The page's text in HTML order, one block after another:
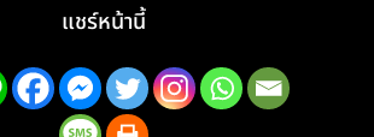
แชร์หน้านี้